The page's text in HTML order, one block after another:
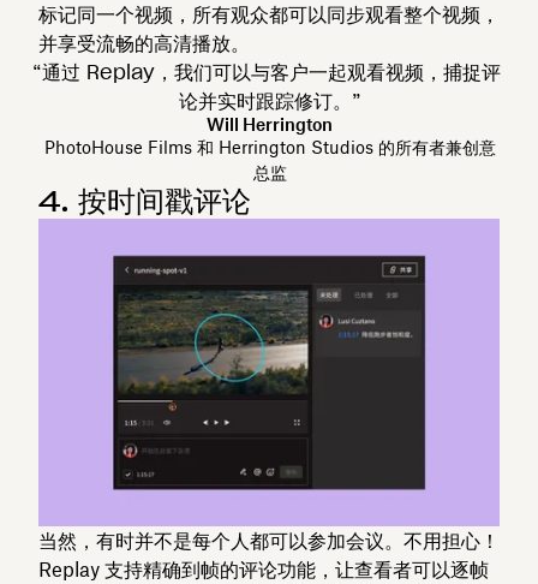
标记同一个视频，所有观众都可以同步观看整个视频，
并享受流畅的高清播放。
“通过 Replay，我们可以与客户一起观看视频，捕捉评
论并实时跟踪修订。”
Will Herrington
PhotoHouse Films 和 Herrington Studios 的所有者兼创意
总监
4. 按时间戳评论
当然，有时并不是每个人都可以参加会议。不用担心！
Replay 支持精确到帧的评论功能，让查看者可以逐帧